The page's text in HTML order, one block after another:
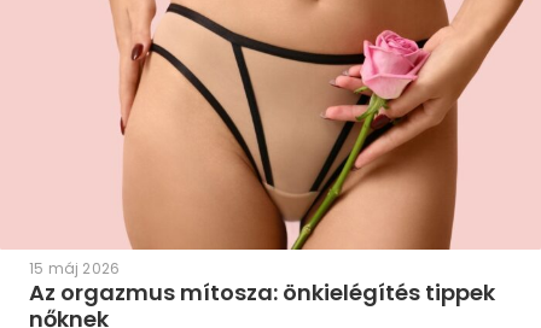
15 máj 2026
Az orgazmus mítosza: önkielégítés tippek
nőknek